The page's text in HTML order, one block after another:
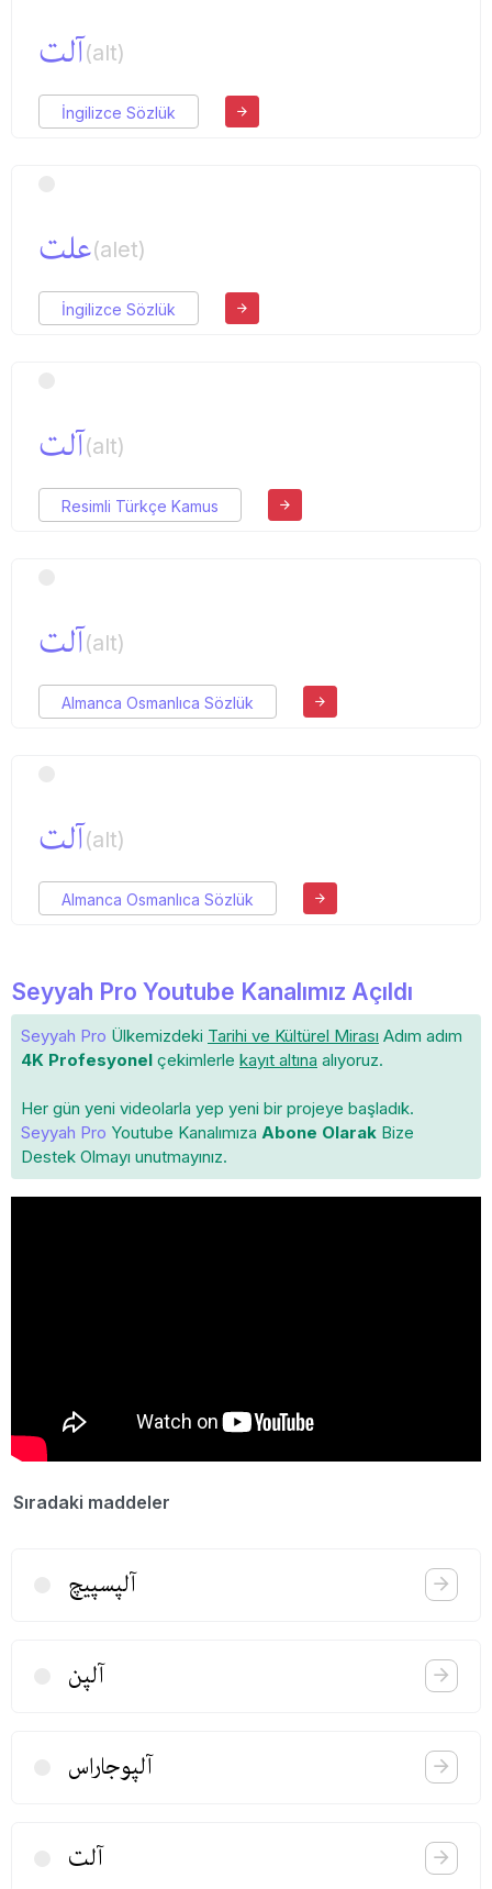
آلت(alt)
İngilizce Sözlük
علت(alet)
İngilizce Sözlük
آلت(alt)
Resimli Türkçe Kamus
آلت(alt)
Almanca Osmanlıca Sözlük
آلت(alt)
Almanca Osmanlıca Sözlük
Seyyah Pro Youtube Kanalımız Açıldı
Seyyah Pro Ülkemizdeki Tarihi ve Kültürel Mirası Adım adım
4K Profesyonel çekimlerle kayıt altına alıyoruz.
Her gün yeni videolarla yep yeni bir projeye başladık.
Seyyah Pro Youtube Kanalımıza Abone Olarak Bize
Destek Olmayı unutmayınız.
Sıradaki maddeler
آلپسپیچ
آلپن
آلپوجاراس
آلت